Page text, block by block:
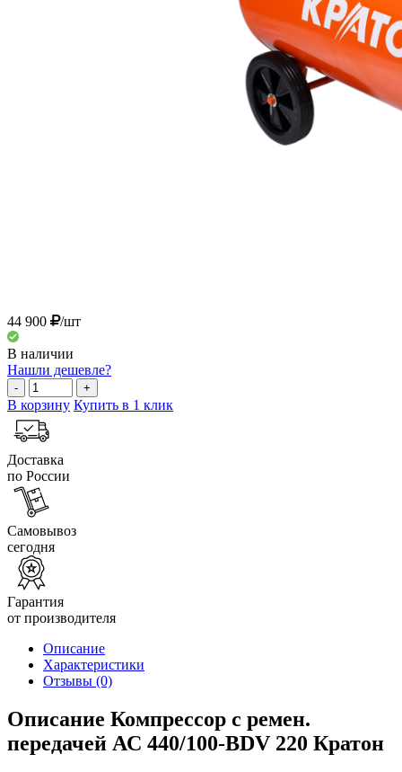
44 900 /шт
В наличии
Нашли дешевле?
- +
В корзину Купить в 1 клик
Доставка
по России
Самовывоз
сегодня
Гарантия
от производителя
Описание
Характеристики
Отзывы (0)
Описание Компрессор с ремен.
передачей АС 440/100-BDV 220 Кратон